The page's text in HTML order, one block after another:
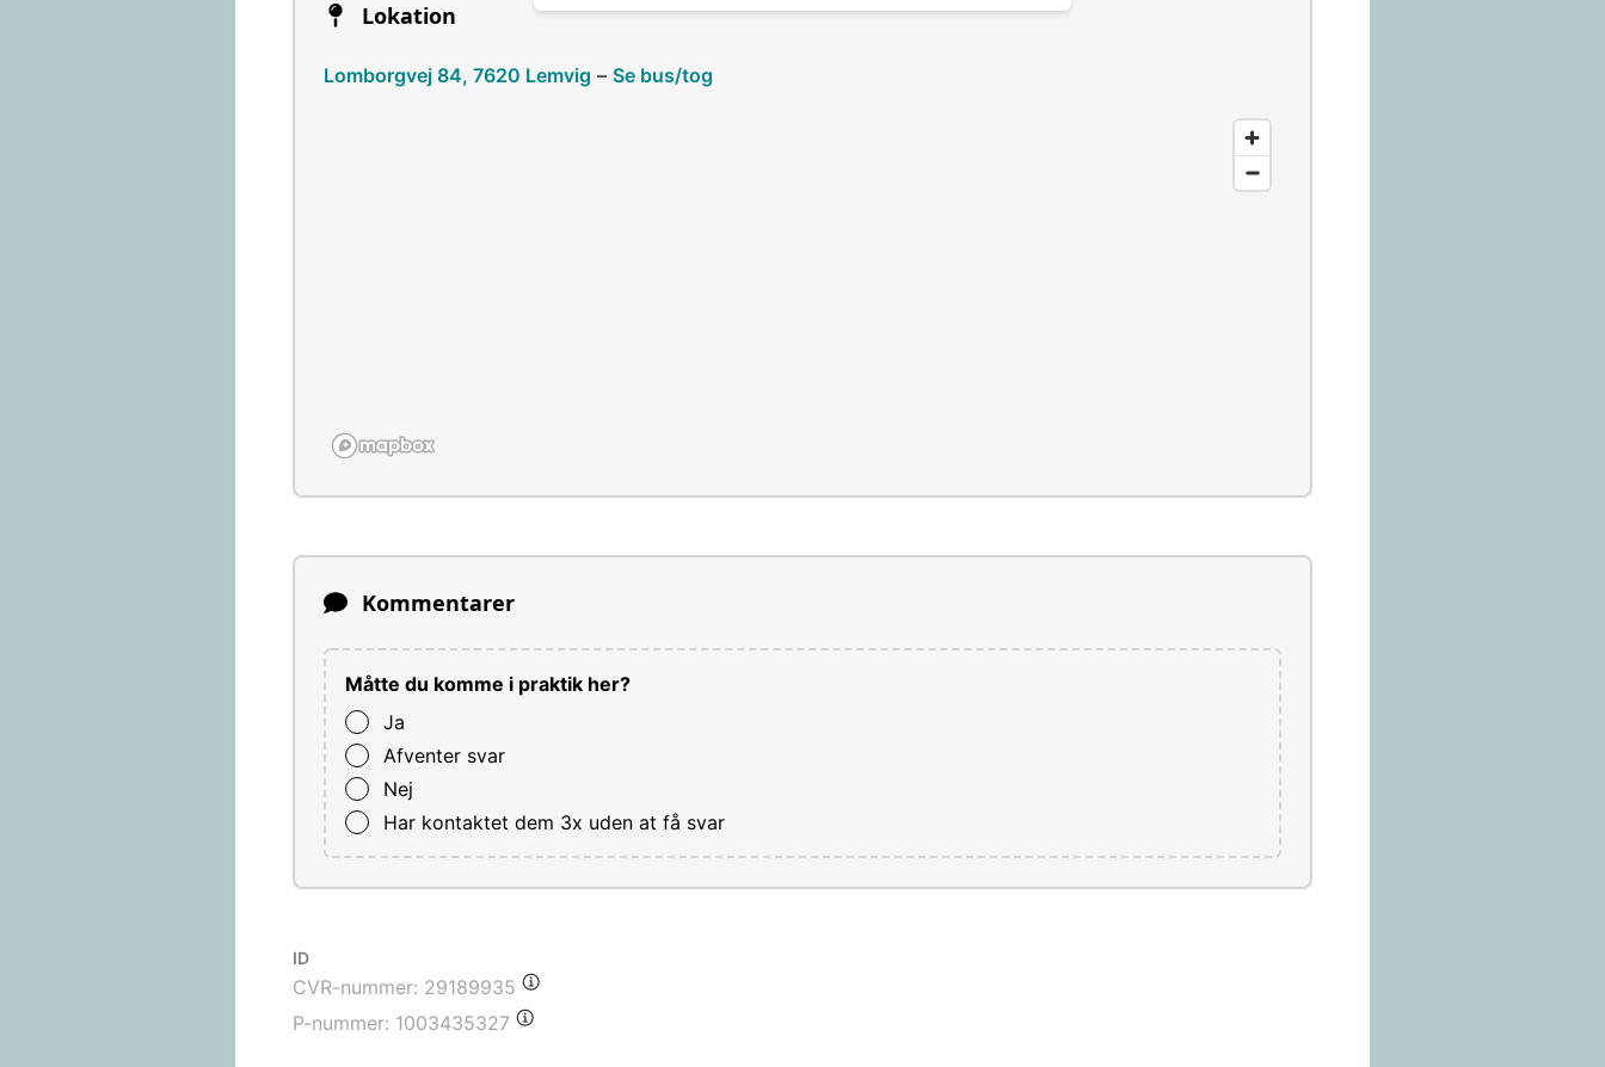
Lokation
Lomborgvej 84, 7620 Lemvig – Se bus/tog
Kommentarer
Måtte du komme i praktik her?
Ja
Afventer svar
Nej
Har kontaktet dem 3x uden at få svar
ID
CVR-nummer: 29189935
P-nummer: 1003435327